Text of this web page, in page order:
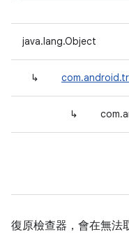
java.lang.Object
↳
↳
復原檢查器，會在無法